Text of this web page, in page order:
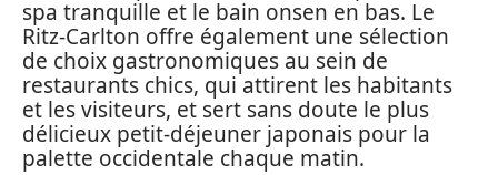
spa tranquille et le bain onsen en bas. Le
Ritz-Carlton offre également une sélection
de choix gastronomiques au sein de
restaurants chics, qui attirent les habitants
et les visiteurs, et sert sans doute le plus
délicieux petit-déjeuner japonais pour la
palette occidentale chaque matin.